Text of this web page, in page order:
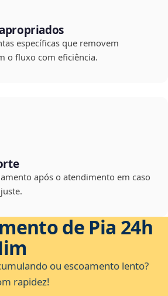
específicas que removem
o fluxo com eficiência.
após o atendimento em caso
de Pia 24h
ou escoamento lento?
rapidez!